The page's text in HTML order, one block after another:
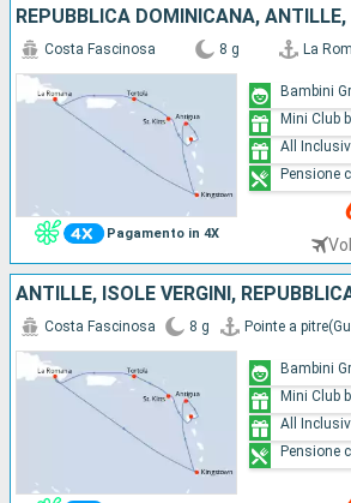
Pagamento in 4X
Costa Fascinosa 8 g La
Bambini
Mini Club
All
Pensione
Costa Fascinosa 8 g Pointe a
Bambini
Mini Club
All
Pensione